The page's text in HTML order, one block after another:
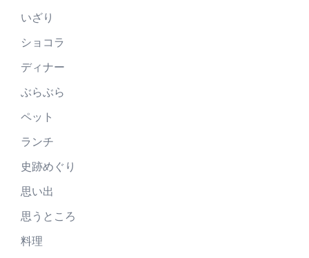
いざり
ショコラ
ディナー
ぶらぶら
ペット
ランチ
史跡めぐり
思い出
思うところ
料理